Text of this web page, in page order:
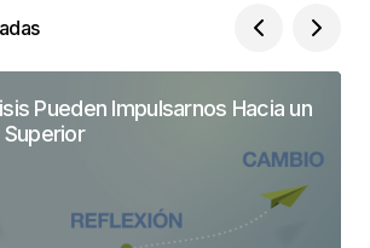
Pueden Impulsarnos Hacia un